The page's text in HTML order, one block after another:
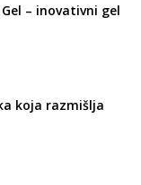
– inovativni gel
koja razmišlja